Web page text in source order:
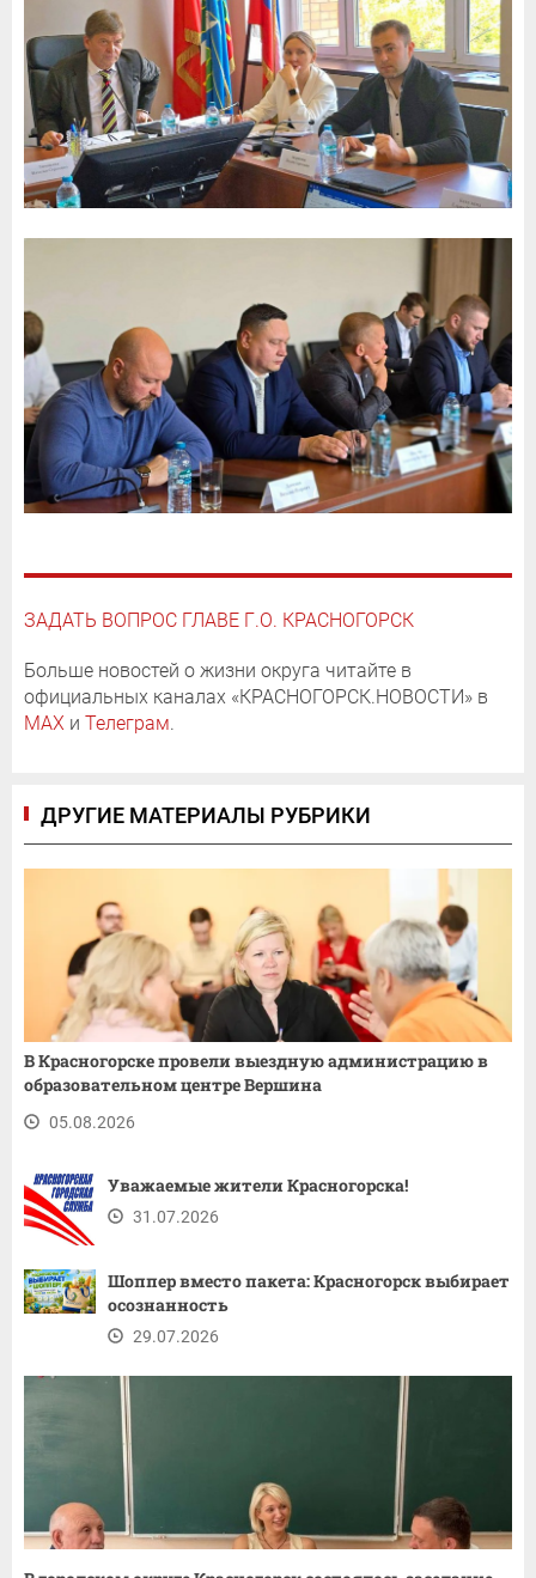
ЗАДАТЬ ВОПРОС ГЛАВЕ Г.О. КРАСНОГОРСК
Больше новостей о жизни округа читайте в
официальных каналах «КРАСНОГОРСК.НОВОСТИ» в
MAX и Телеграм.
ДРУГИЕ МАТЕРИАЛЫ РУБРИКИ
В Красногорске провели выездную администрацию в
образовательном центре Вершина
05.08.2026
Уважаемые жители Красногорска!
31.07.2026
Шоппер вместо пакета: Красногорск выбирает
осознанность
29.07.2026